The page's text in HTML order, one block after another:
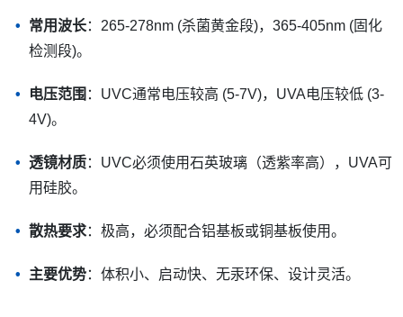
常用波长：265-278nm (杀菌黄金段)，365-405nm (固化
检测段)。
电压范围 ：UVC通常电压较高 (5-7V)，UVA电压较低 (3-
4V)。
透镜材质：UVC必须使用石英玻璃（透紫率高），UVA可
用硅胶。
散热要求：极高，必须配合铝基板或铜基板使用。
主要优势：体积小、启动快、无汞环保、设计灵活。